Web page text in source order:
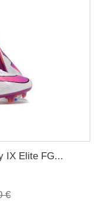
IX Elite FG...
€